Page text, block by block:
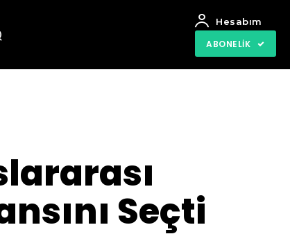
Hesabım
ABONELIK
Seçti